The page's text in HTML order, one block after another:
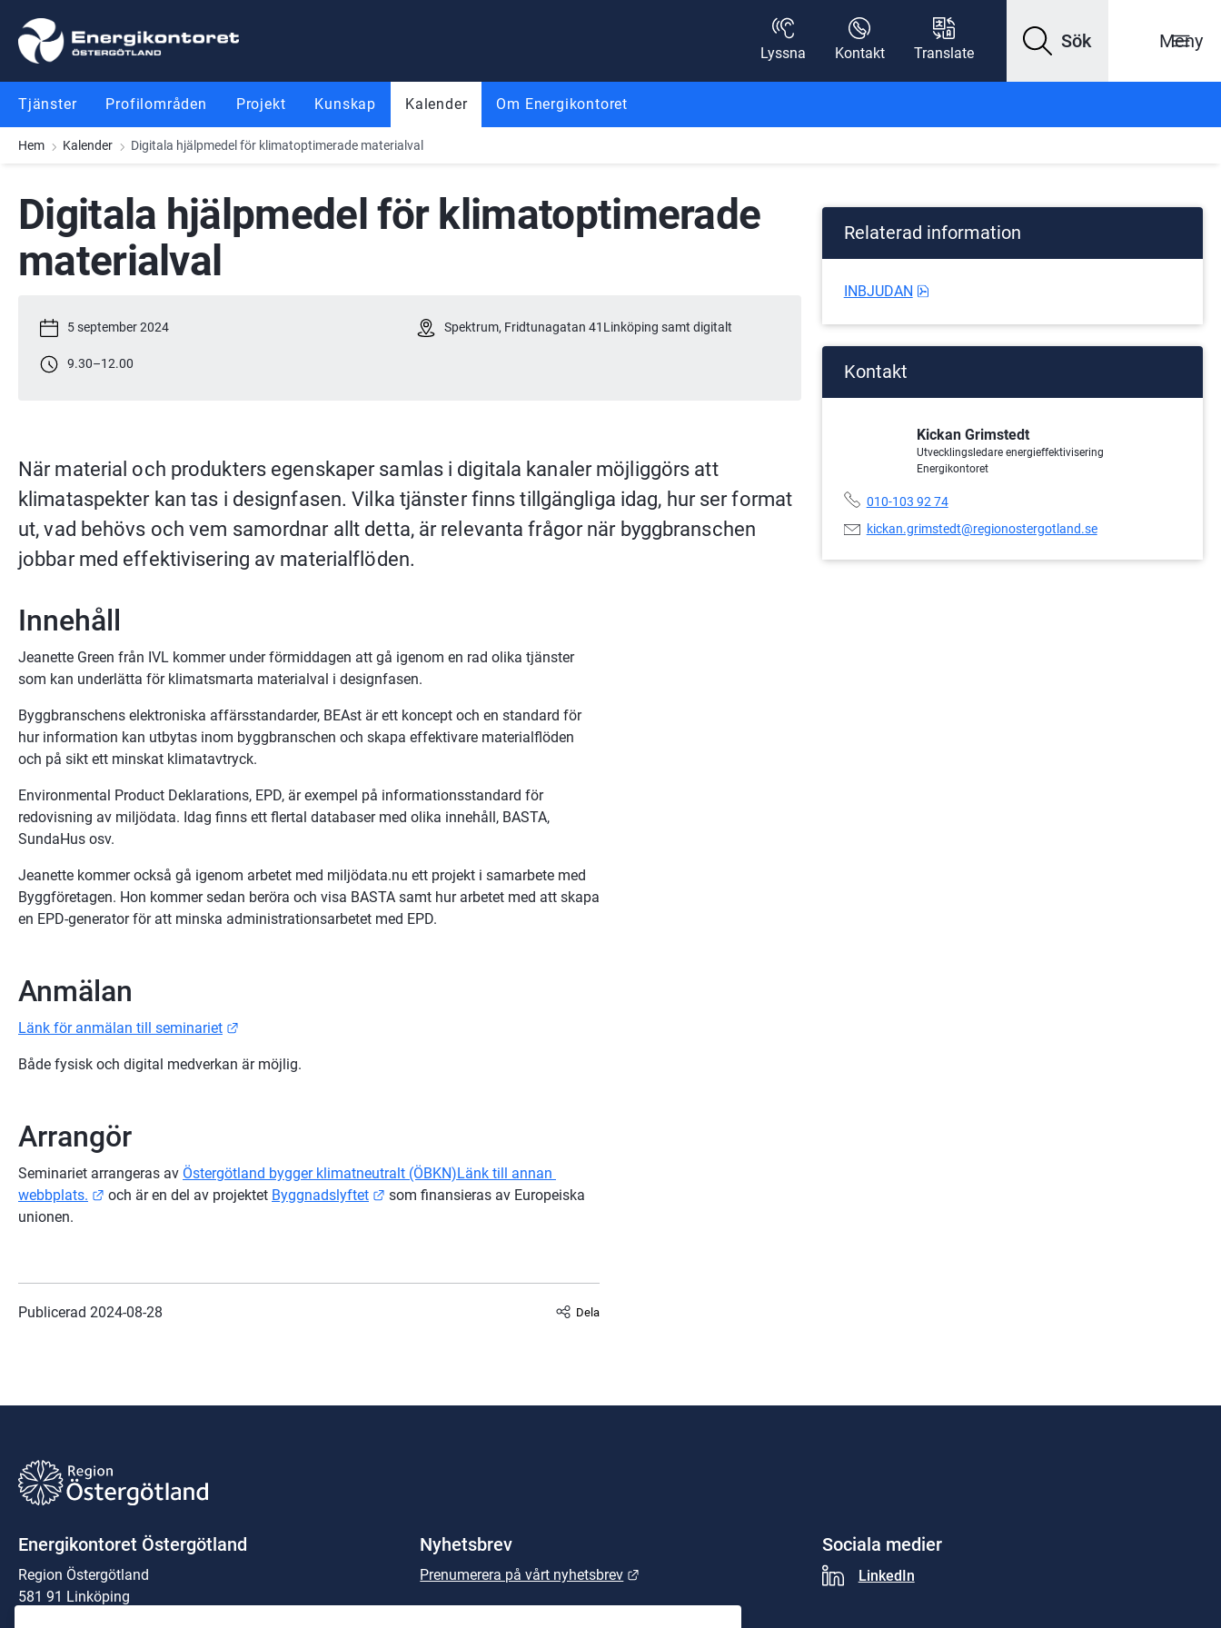
Gå till innehåll
Gå till meny
Gå till sidfot
Lyssna
Kontakt Translate
Sök Meny
Tjänster Profilområden Projekt Kunskap Kalender Om Energikontoret
Hem Kalender Digitala hjälpmedel för klimatoptimerade materialval
Digitala hjälpmedel för klimatoptimerade
materialval
5 september 2024
9.30–12.00
Spektrum, Fridtunagatan 41Linköping samt digitalt
När material och produkters egenskaper samlas i digitala kanaler möjliggörs att
klimataspekter kan tas i designfasen. Vilka tjänster finns tillgängliga idag, hur ser format
ut, vad behövs och vem samordnar allt detta, är relevanta frågor när byggbranschen
jobbar med effektivisering av materialflöden.
Innehåll
Jeanette Green från IVL kommer under förmiddagen att gå igenom en rad olika tjänster
som kan underlätta för klimatsmarta materialval i designfasen.
Byggbranschens elektroniska affärsstandarder, BEAst är ett koncept och en standard för
hur information kan utbytas inom byggbranschen och skapa effektivare materialflöden
och på sikt ett minskat klimatavtryck.
Environmental Product Deklarations, EPD, är exempel på informationsstandard för
redovisning av miljödata. Idag finns ett flertal databaser med olika innehåll, BASTA,
SundaHus osv.
Jeanette kommer också gå igenom arbetet med miljödata.nu ett projekt i samarbete med
Byggföretagen. Hon kommer sedan beröra och visa BASTA samt hur arbetet med att skapa
en EPD-generator för att minska administrationsarbetet med EPD.
Anmälan
Länk för anmälan till seminariet
Både fysisk och digital medverkan är möjlig.
Arrangör
Seminariet arrangeras av Östergötland bygger klimatneutralt (ÖBKN)Länk till annan
webbplats.
Länk till annan webbplats.
och är en del av projektet Byggnadslyftet Länk till annan webbplats.
som finansieras av Europeiska
unionen.
Publicerad 2024-08-28 Dela
Relaterad information
INBJUDAN pdf, 200.2 kB.
Kontakt
Kickan Grimstedt
Utvecklingsledare energieffektivisering
Energikontoret
Telefonnummer:
010-103 92 74
E-
kickan.grimstedt@regionostergotland.se
Energikontoret Östergötland
Region Östergötland
581 91 Linköping
Nyhetsbrev
Prenumerera på vårt nyhetsbrev
Sociala medier
LinkedIn